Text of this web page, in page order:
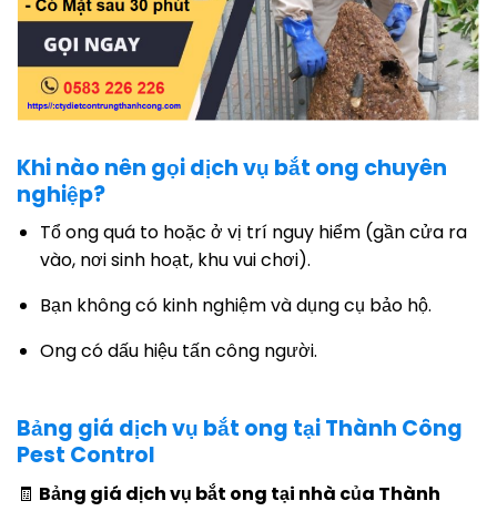
Khi nào nên gọi dịch vụ bắt ong chuyên
nghiệp?
Tổ ong quá to hoặc ở vị trí nguy hiểm (gần cửa ra
vào, nơi sinh hoạt, khu vui chơi).
Bạn không có kinh nghiệm và dụng cụ bảo hộ.
Ong có dấu hiệu tấn công người.
Bảng giá dịch vụ bắt ong tại Thành Công
Pest Control
🧾 Bảng giá dịch vụ bắt ong tại nhà của Thành